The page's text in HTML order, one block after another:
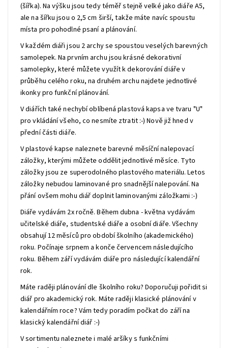
(šířka). Na výšku jsou tedy téměř stejně velké jako diáře A5,
ale na šířku jsou o 2,5 cm širší, takže máte navíc spoustu
místa pro pohodlné psaní a plánování.
V každém diáři jsou 2 archy se spoustou veselých barevných
samolepek. Na prvním archu jsou krásné dekorativní
samolepky, které můžete využít k dekorování diáře v
průběhu celého roku, na druhém archu najdete jednotlivé
ikonky pro funkční plánování.
V diářích také nechybí oblíbená plastová kapsa ve tvaru "U"
pro vkládání všeho, co nesmíte ztratit :-) Nově již hned v
přední části diáře.
V plastové kapse naleznete barevné měsíční nalepovací
záložky, kterými můžete oddělit jednotlivé měsíce. Tyto
záložky jsou ze superodolného plastového materiálu. Letos
záložky nebudou laminované pro snadnější nalepování. Na
přání ovšem mohu diář doplnit laminovanými záložkami :-)
Diáře vydávám 2x ročně. Během dubna - května vydávám
učitelské diáře, studentské diáře a osobní diáře. Všechny
obsahují 12 měsíců pro období školního (akademického)
roku. Počínaje srpnem a konče červencem následujícího
roku. Během září vydávám diáře pro následující kalendářní
rok.
Máte raději plánování dle školního roku? Doporučuji pořidit si
diář pro akademický rok. Máte raději klasické plánování v
kalendářním roce? Vám tedy poradím počkat do září na
klasický kalendářní diář :-)
V sortimentu naleznete i malé aršíky s funkčními